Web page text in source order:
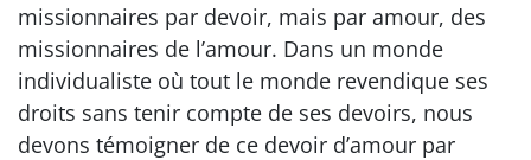
missionnaires par devoir, mais par amour, des
missionnaires de l’amour. Dans un monde
individualiste où tout le monde revendique ses
droits sans tenir compte de ses devoirs, nous
devons témoigner de ce devoir d’amour par